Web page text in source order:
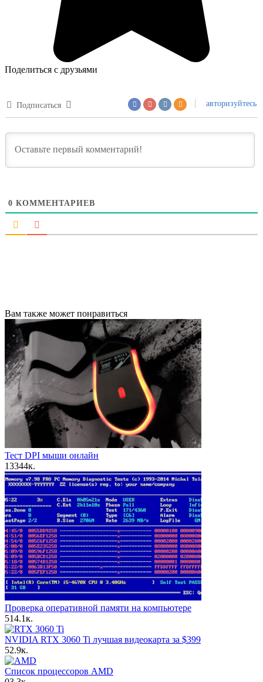
Поделиться с друзьями
Подписаться авторизуйтесь
0 КОММЕНТАРИЕВ
Вам также может понравиться
Тест DPI мыши онлайн
13344к.
Проверка оперативной памяти на компьютере
514.1к.
NVIDIA RTX 3060 Ti лучшая видеокарта за $399
52.9к.
Список процессоров AMD